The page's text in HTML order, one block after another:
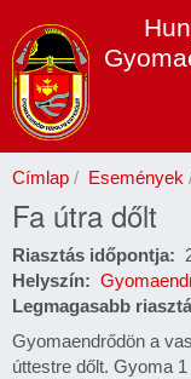
tartalomra
Címlap Események
Fa útra dőlt
Riasztás időpontja
Helyszín
Legmagasabb
Gyomaendrődön a
úttestre dőlt. Gyoma